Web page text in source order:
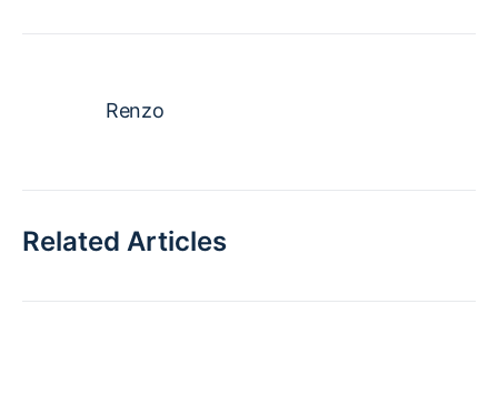
Renzo
Related Articles